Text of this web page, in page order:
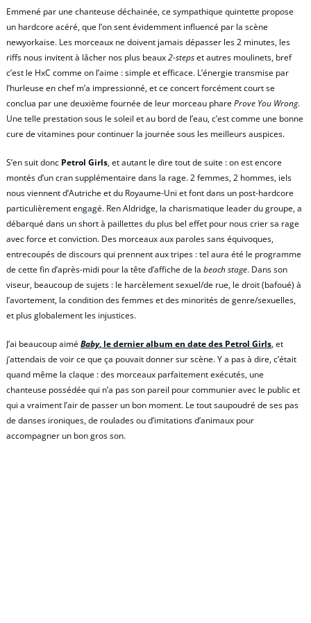
Emmené par une chanteuse déchainée, ce sympathique quintette propose
un hardcore acéré, que l’on sent évidemment influencé par la scène
newyorkaise. Les morceaux ne doivent jamais dépasser les 2 minutes, les
riffs nous invitent à lâcher nos plus beaux2-stepset autres moulinets, bref
c’est le HxC comme on l’aime : simple et efficace. L’énergie transmise par
l’hurleuse en chef m’a impressionné, et ce concert forcément court se
conclua par une deuxième fournée de leur morceau phareProve You Wrong.
Une telle prestation sous le soleil et au bord de l’eau, c’est comme une bonne
cure de vitamines pour continuer la journée sous les meilleurs auspices.
S’en suit donc Petrol Girls, et autant le dire tout de suite : on est encore
montés d’un cran supplémentaire dans la rage. 2 femmes, 2 hommes, iels
nous viennent d’Autriche et du Royaume-Uni et font dans un post-hardcore
particulièrement engagé. Ren Aldridge, la charismatique leader du groupe, a
débarqué dans un short à paillettes du plus bel effet pour nous crier sa rage
avec force et conviction. Des morceaux aux paroles sans équivoques,
entrecoupés de discours qui prennent aux tripes : tel aura été le programme
de cette fin d’après-midi pour la tête d’affiche de la beach stage. Dans son
viseur, beaucoup de sujets : le harcèlement sexuel/de rue, le droit (bafoué) à
l’avortement, la condition des femmes et des minorités de genre/sexuelles,
et plus globalement les injustices.
J’ai beaucoup aiméBaby, le dernier album en date des Petrol Girls, et
j’attendais de voir ce que ça pouvait donner sur scène. Y a pas à dire, c’était
quand même la claque : des morceaux parfaitement exécutés, une
chanteuse possédée qui n’a pas son pareil pour communier avec le public et
qui a vraiment l’air de passer un bon moment. Le tout saupoudré de ses pas
de danses ironiques, de roulades ou d’imitations d’animaux pour
accompagner un bon gros son.